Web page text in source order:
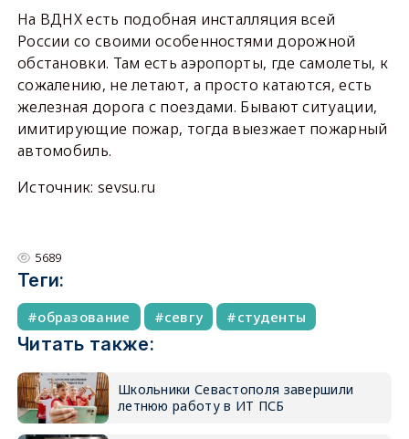
На ВДНХ есть подобная инсталляция всей
России со своими особенностями дорожной
обстановки. Там есть аэропорты, где самолеты, к
сожалению, не летают, а просто катаются, есть
железная дорога с поездами. Бывают ситуации,
имитирующие пожар, тогда выезжает пожарный
автомобиль.
Источник: sevsu.ru
5689
Теги:
образование севгу студенты
Читать также:
Школьники Севастополя завершили
летнюю работу в ИТ ПСБ